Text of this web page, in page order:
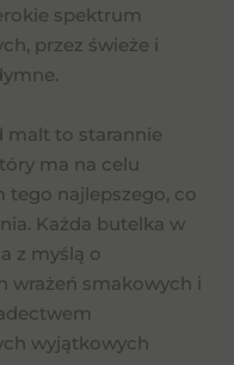
spektrum
przez świeże i
malt to starannie
ma na celu
tego najlepszego, co
Każda butelka w
z myślą o
wrażeń smakowych i
wyjątkowych